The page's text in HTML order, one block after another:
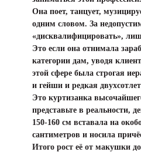
Она поет, танцует,
одним словом. За
«дисквалифицировать»,
Это если она отнимала
категории дам, уводя
этой сфере была строгая
и гейши и редкая
Это куртизанка
представьте в реальности,
150-160 см вставала на
сантиметров и носила
Итого рост её от макушки